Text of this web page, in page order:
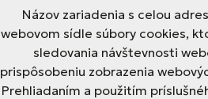
Názov zariadenia s celou
webovom sídle súbory cookies,
sledovania návštevnosti
prispôsobeniu zobrazenia
Prehliadaním a použitím